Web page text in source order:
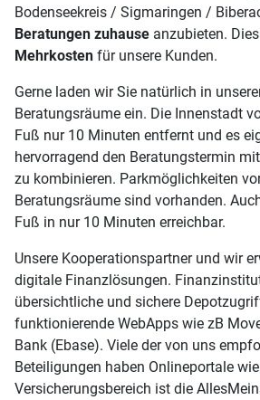
Bodenseekreis / Sigmaringen /
Beratungen zuhause anzubieten. Dies
Mehrkosten für unsere Kunden.
Gerne laden wir Sie natürlich in
Beratungsräume ein. Die Innenstadt
Fuß nur 10 Minuten entfernt und es
hervorragend den Beratungstermin
zu kombinieren. Parkmöglichkeiten
Beratungsräume sind vorhanden.
Fuß in nur 10 Minuten erreichbar.
Unsere Kooperationspartner und wir
digitale Finanzlösungen.
übersichtliche und sichere
funktionierende WebApps wie zB
Bank (Ebase). Viele der von uns
Beteiligungen haben Onlineportale
Versicherungsbereich ist die